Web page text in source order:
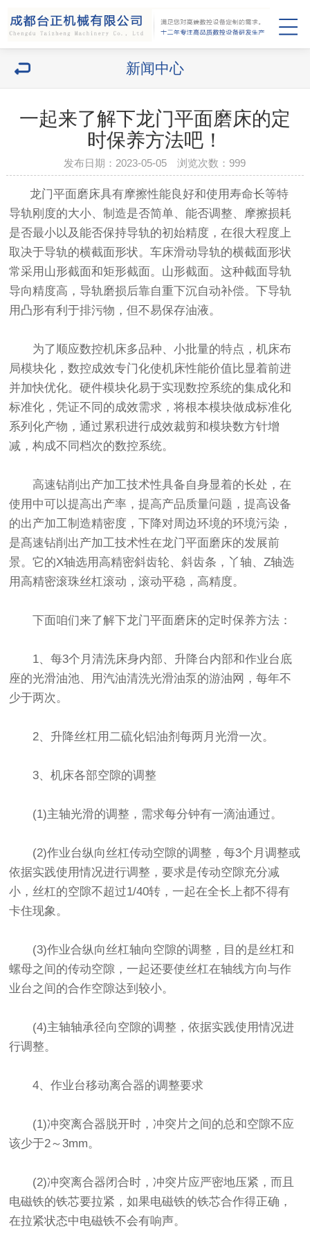
新闻中心
一起来了解下龙门平面磨床的定
时保养方法吧！
发布日期：2023-05-05 浏览次数： 999
龙门平面磨床具有摩擦性能良好和使用寿命长等特
导轨刚度的大小、制造是否简单、能否调整、摩擦损耗
是否最小以及能否保持导轨的初始精度，在很大程度上
取决于导轨的横截面形状。车床滑动导轨的横截面形状
常采用山形截面和矩形截面。山形截面。这种截面导轨
导向精度高，导轨磨损后靠自重下沉自动补偿。下导轨
用凸形有利于排污物，但不易保存油液。
为了顺应数控机床多品种、小批量的特点，机床布
局模块化，数控成效专门化使机床性能价值比显着前进
并加快优化。硬件模块化易于实现数控系统的集成化和
标准化，凭证不同的成效需求，将根本模块做成标准化
系列化产物，通过累积进行成效裁剪和模块数方针增
减，构成不同档次的数控系统。
高速钻削出产加工技术性具备自身显着的长处，在
使用中可以提高出产率，提高产品质量问题，提高设备
的出产加工制造精密度，下降对周边环境的环境污染，
是髙速钻削出产加工技术性在龙门平面磨床的发展前
景。它的X轴选用高精密斜齿轮、斜齿条，丫轴、Z轴选
用高精密滚珠丝杠滚动，滚动平稳，高精度。
下面咱们来了解下龙门平面磨床的定时保养方法：
1、每3个月清洗床身内部、升降台内部和作业台底
座的光滑油池、用汽油清洗光滑油泵的游油网，每年不
少于两次。
2、升降丝杠用二硫化铝油剂每两月光滑一次。
3、机床各部空隙的调整
(1)主轴光滑的调整，需求每分钟有一滴油通过。
(2)作业台纵向丝杠传动空隙的调整，每3个月调整或
依据实践使用情况进行调整，要求是传动空隙充分减
小，丝杠的空隙不超过1/40转，一起在全长上都不得有
卡住现象。
(3)作业合纵向丝杠轴向空隙的调整，目的是丝杠和
螺母之间的传动空隙，一起还要使丝杠在轴线方向与作
业台之间的合作空隙达到较小。
(4)主轴轴承径向空隙的调整，依据实践使用情况进
行调整。
4、作业台移动离合器的调整要求
(1)冲突离合器脱开时，冲突片之间的总和空隙不应
该少于2～3mm。
(2)冲突离合器闭合时，冲突片应严密地压紧，而且
电磁铁的铁芯要拉紧，如果电磁铁的铁芯合作得正确，
在拉紧状态中电磁铁不会有响声。